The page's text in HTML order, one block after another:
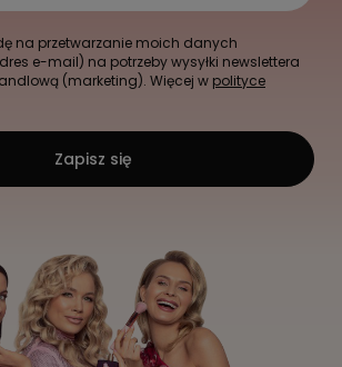
na przetwarzanie moich danych
e-mail) na potrzeby wysyłki newslettera
(marketing). Więcej w polityce
Zapisz się